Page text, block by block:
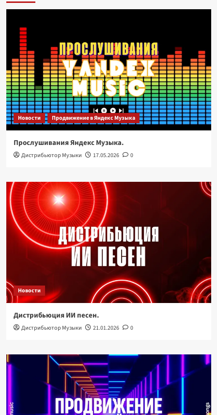
Новости Продвижение в Яндекс Музыка
Прослушивания Яндекс Музыка.
Дистрибьютор Музыки 17.05.2026 0
Новости
Дистрибьюция ИИ песен.
Дистрибьютор Музыки 21.01.2026 0